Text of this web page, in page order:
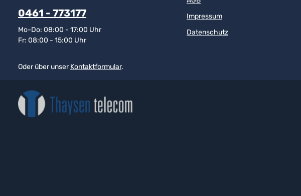
0461 - 773177
Mo-Do: 08:00 - 17:00 Uhr
Fr: 08:00 - 15:00 Uhr
Oder über unserKontaktformular.
Impressum
Datenschutz